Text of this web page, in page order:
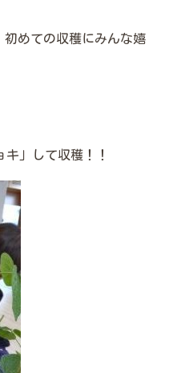
めての収穫にみんな嬉
」して収穫！！